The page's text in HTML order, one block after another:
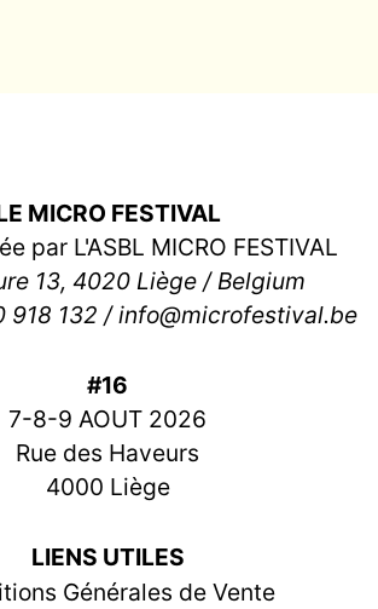
MICRO FESTIVAL
par L'ASBL MICRO FESTIVAL
13, 4020 Liège / Belgium
918 132 / info@microfestival.be
#16
7-8-9 AOUT 2026
Rue des Haveurs
4000 Liège
LIENS UTILES
Générales de Vente